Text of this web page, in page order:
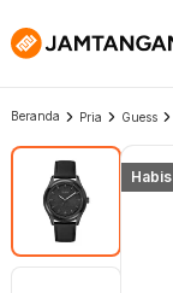
Beranda Pria Guess
Habis